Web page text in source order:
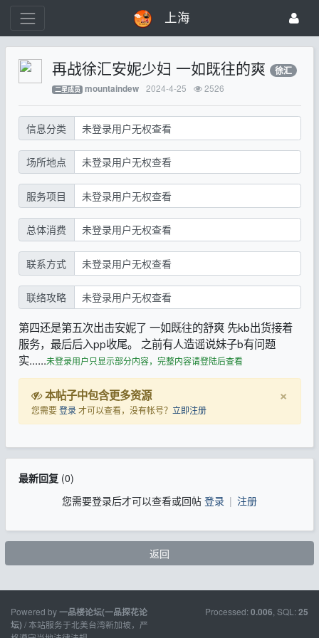
上海
再战徐汇安妮少妇 一如既往的爽 徐汇
二星成员 mountaindew 2024-4-25 2526
信息分类 未登录用户无权查看
场所地点 未登录用户无权查看
服务项目 未登录用户无权查看
总体消费 未登录用户无权查看
联系方式 未登录用户无权查看
联络攻略 未登录用户无权查看
第四还是第五次出击安妮了 一如既往的舒爽 先kb出货接着
服务，最后后入pp收尾。 之前有人造谣说妹子b有问题
实......未登录用户只显示部分内容，完整内容请登陆后查看
本帖子中包含更多资源
您需要登录才可以查看，没有帐号？ 立即注册
×
最新回复(0)
您需要登录后才可以查看或回帖 登录 | 注册
返回
Powered by一品楼论坛(一品探花论
坛)/ 本站服务于北美台湾新加坡，严
Processed: 0.006 , SQL: 25